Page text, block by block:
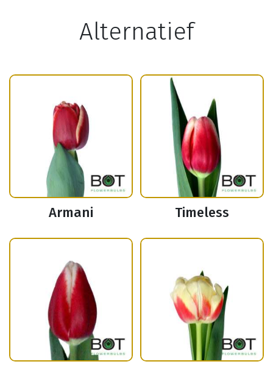
Alternatief
Armani Timeless